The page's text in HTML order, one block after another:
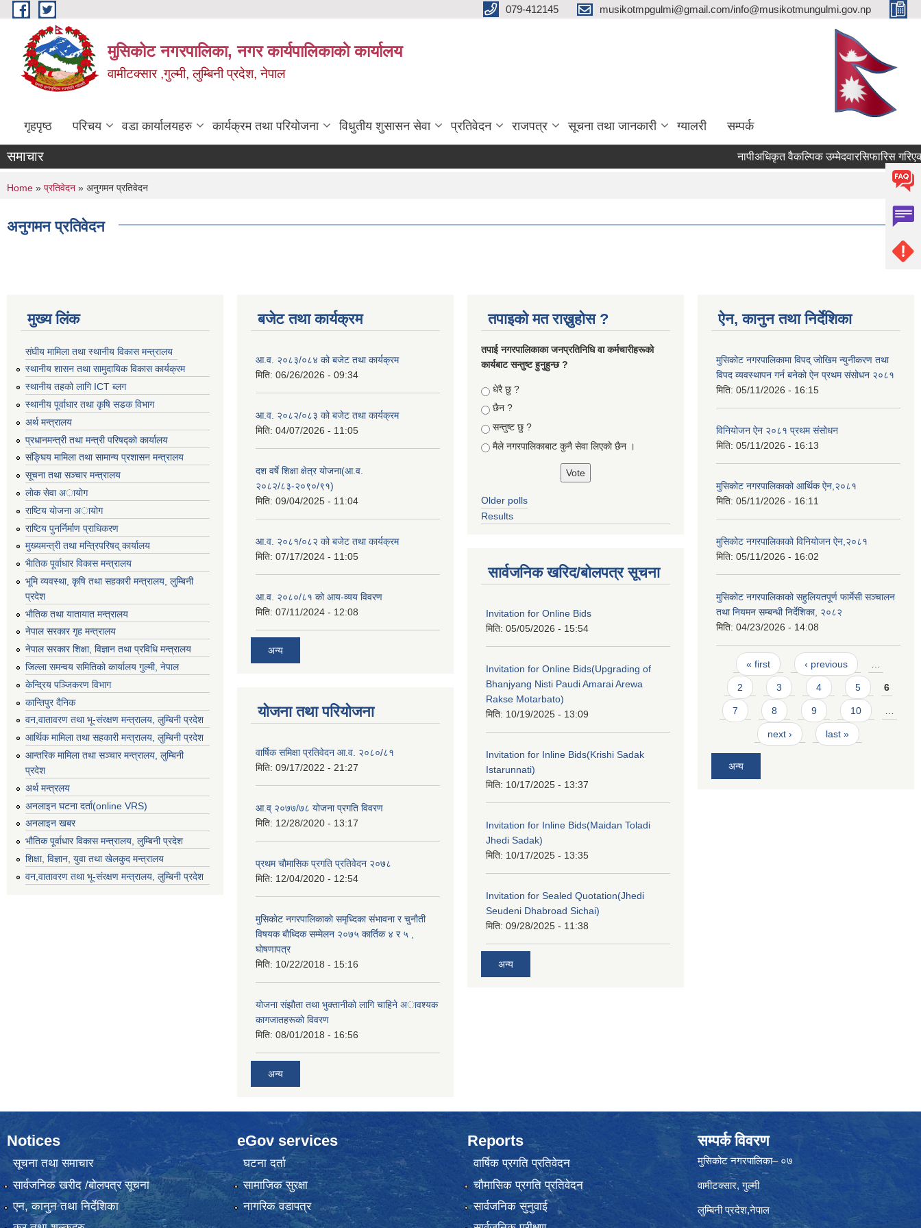
Skip to main content 079-412145 musikotmpgulmi@gmail.com/info@musikotmungulmi.gov.np
मुसिकोट नगरपालिका, नगर कार्यपालिकाकाे कार्यालय
वामीटक्सार ,गुल्मी, लुम्बिनी प्रदेश, नेपाल
गृहपृष्ठ परिचय वडा कार्यालयहरु कार्यक्रम तथा परियोजना विधुतीय शुसासन सेवा प्रतिवेदन राजपत्र सूचना तथा जानकारी ग्यालरी सम्पर्क
समाचार नापीअधिकृत वैकल्पिक उम्मेदवारसिफारिस गरिएको
You are here
Home » प्रतिवेदन » अनुगमन प्रतिवेदन
अनुगमन प्रतिवेदन
मुख्य लिंक
संघीय मामिला तथा स्थानीय विकास मन्त्रालय
स्थानीय शासन तथा सामुदायिक विकास कार्यक्रम
स्थानीय तहको लागि ICT ब्लग
स्थानीय पूर्वाधार तथा कृषि सडक विभाग
अर्थ मन्त्रालय
प्रधानमन्त्री तथा मन्त्री परिषद्काे कार्यालय
संङ्घिय मामिला तथा सामान्य प्रशासन मन्त्रालय
सूचना तथा सञ्चार मन्त्रालय
लाेक सेवा अायाेग
राष्टिय याेजना अायाेग
राष्टिय पुनर्निर्माण प्राधिकरण
मुख्यमन्त्री तथा मन्त्रिपरिषद् कार्यालय
भैातिक पूर्वाधार विकास मन्त्रालय
भूमि व्यवस्था, कृषि तथा सहकारी मन्त्रालय, लु्म्बिनी
प्रदेश
भाैतिक तथा यातायात मन्त्रालय
नेपाल सरकार गृह मन्त्रालय
नेपाल सरकार शिक्षा, विज्ञान तथा प्रविधि मन्त्रालय
जिल्ला समन्वय समितिको कार्यालय गुल्मी, नेपाल
केन्द्रिय पञ्जिकरण विभाग
कान्तिपुर दैनिक
वन,वातावरण तथा भू-संरक्षण मन्त्रालय, लुम्बिनी प्रदेश
आर्थिक मामिला तथा सहकारी मन्त्रालय, लुम्बिनी प्रदेश
आन्तरिक मामिला तथा सञ्चार मन्त्रालय, लुम्बिनी
प्रदेश
अर्थ मन्त्रलय
अनलाइन घटना दर्ता(online VRS)
अनलाइन खबर
भौतिक पूर्वाधार विकास मन्त्रालय, लुम्बिनी प्रदेश
शिक्षा, विज्ञान, युवा तथा खेलकुद मन्‍‍त्रालय
वन,वातावरण तथा भू-संरक्षण मन्त्रालय, लुम्बिनी प्रदेश
बजेट तथा कार्यक्रम
आ.व. २०८३/०८४ को बजेट तथा कार्यक्रम
मिति: 06/26/2026 - 09:34
आ.व. २०८२/०८३ को बजेट तथा कार्यक्रम
मिति: 04/07/2026 - 11:05
दश वर्षे शिक्षा क्षेत्र योजना(आ.व.
२०८२/८३-२०९०/९१)
मिति: 09/04/2025 - 11:04
आ.व. २०८१/०८२ को बजेट तथा कार्यक्रम
मिति: 07/17/2024 - 11:05
आ.व. २०८०/८१ को आय-व्यय विवरण
मिति: 07/11/2024 - 12:08
अन्य
योजना तथा परियोजना
वार्षिक समिक्षा प्रतिवेदन आ.व. २०८०/८१
मिति: 09/17/2022 - 21:27
आ.व् २०७७/७८ योजना प्रगति विवरण
मिति: 12/28/2020 - 13:17
प्रथम चाैमासिक प्रगति प्रतिवेदन २०७८
मिति: 12/04/2020 - 12:54
मुसिकाेट नगरपालिकाकाे समृध्दिका संभावना र चुनाैती
विषयक बाैध्दिक सम्मेलन २०७५ कार्तिक ४ र ५ ,
घाेषणापत्र
मिति: 10/22/2018 - 15:16
याेजना संझाैता तथा भुक्तानीकाे लागि चाहिने अावश्यक
कागजातहरूकाे विवरण
मिति: 08/01/2018 - 16:56
अन्य
तपाइको मत राख्नुहोस ?
तपा‌ई नगरपालिकाका जनप्रतिनिधि वा कर्मचारीहरूकाे
कार्यबाट सन्तुष्ट हुनुहुन्छ ?
Choices
धेरै छु ?
छैन ?
सन्तुष्ट छु ?
मैले नगरपालिकाबाट कुनै सेवा लिएकाे छैन ।
Older polls
Results
सार्वजनिक खरिद/बोलपत्र सूचना
Invitation for Online Bids
मिति: 05/05/2026 - 15:54
Invitation for Online Bids(Upgrading of
Bhanjyang Nisti Paudi Amarai Arewa
Rakse Motarbato)
मिति: 10/19/2025 - 13:09
Invitation for Inline Bids(Krishi Sadak
Istarunnati)
मिति: 10/17/2025 - 13:37
Invitation for Inline Bids(Maidan Toladi
Jhedi Sadak)
मिति: 10/17/2025 - 13:35
Invitation for Sealed Quotation(Jhedi
Seudeni Dhabroad Sichai)
मिति: 09/28/2025 - 11:38
अन्य
ऐन, कानुन तथा निर्देशिका
मुसिकोट नगरपालिकामा विपद् जोखिम न्युनीकरण तथा
विपद व्यवस्थापन गर्न बनेको ऐन प्रथम संसोधन २०८१
मिति: 05/11/2026 - 16:15
विनियोजन ऐन २०८१ प्रथम संसोधन
मिति: 05/11/2026 - 16:13
मुसिकोट नगरपालिकाको आर्थिक ऐन,२०८१
मिति: 05/11/2026 - 16:11
मुसिकोट नगरपालिकाको विनियोजन ऐन,२०८१
मिति: 05/11/2026 - 16:02
मुसिकोट नगरपालिकाको सहुलियतपूर्ण फार्मेसी सञ्चालन
तथा नियमन सम्बन्धी निर्देशिका, २०८२
मिति: 04/23/2026 - 14:08
Pages
« first ‹ previous …
2 3 4 5 6
7 8 9 10 …
next › last »
अन्य
Notices
सूचना तथा समाचार
सार्वजनिक खरीद /बोलपत्र सूचना
एन, कानुन तथा निर्देशिका
eGov services
घटना दर्ता
सामाजिक सुरक्षा
नागरिक वडापत्र
Reports
वार्षिक प्रगति प्रतिवेदन
चौमासिक प्रगति प्रतिवेदन
सार्वजनिक सुनुवाई
सम्पर्क विवरण
मुसिकोट नगरपालिका– ०७
वामीटक्सार, गुल्मी
लुम्बिनी प्रदेश,नेपाल